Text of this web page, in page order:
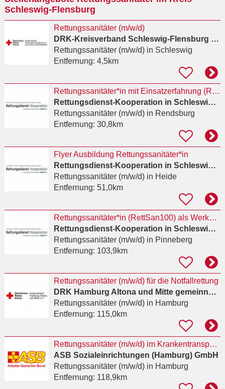
Schleswig-Flensburg
Rettungssanitäter (m/w/d)
DRK-Kreisverband Schleswig-Flensburg e.V.
Rettungssanitäter (m/w/d)in Schleswig
Entfernung: 4,5km
Rettungssanitäter*in mit Einsatzerfahrung (RettSan 100)
Rettungsdienst-Kooperation in Schleswig-Holstein (RKISH) gGmbH
Rettungssanitäter (m/w/d)in Rendsburg
Entfernung: 30,8km
Flyer Ausbildung Rettungssanitäter*in
Rettungsdienst-Kooperation in Schleswig-Holstein (RKISH) gGmbH
Rettungssanitäter (m/w/d)in Heide
Entfernung: 51,0km
Rettungssanitäter*in (RettSan100) als Werkstudent*in
Rettungsdienst-Kooperation in Schleswig-Holstein (RKISH) gGmbH
Rettungssanitäter (m/w/d)in Pinneberg
Entfernung: 103,9km
Rettungssanitäter (m/w/d) für die Notfallrettung
DRK Hamburg Altona und Mitte gemeinnützige Gesellschaft für Kinder, Soziales und Jugend KISO mbH
Rettungssanitäter (m/w/d)in Hamburg
Entfernung: 115,0km
Rettungssanitäter (m/w/d) im Krankentransport (w/m/d)
ASB Sozialeinrichtungen (Hamburg) GmbH
Rettungssanitäter (m/w/d)in Hamburg
Entfernung: 118,9km